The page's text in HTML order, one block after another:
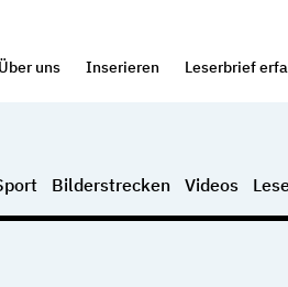
Über uns Inserieren Leserbrief
Bilderstrecken Videos